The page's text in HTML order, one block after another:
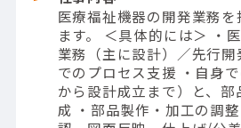
医療福祉機器の開発業務
ます。 ＜具体的には＞ ・
業務（主に設計）／先行
でのプロセス支援 ・自身
から設計成立まで）と、
成 ・部品製作・加工の調